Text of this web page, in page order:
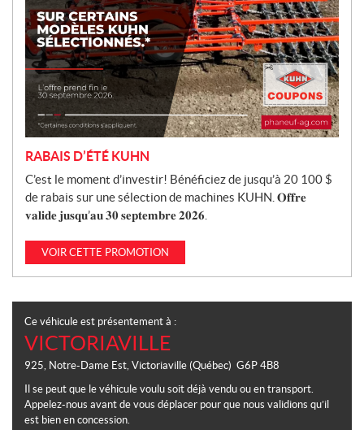
RABAIS D’ÉTÉ KUHN
C’est le moment d’investir! Bénéficiez de jusqu’à 20 100 $
de rabais sur une sélection de machines KUHN. 𝐎𝐟𝐟𝐫𝐞
𝐯𝐚𝐥𝐢𝐝𝐞 𝐣𝐮𝐬𝐪𝐮’𝐚𝐮 𝟑𝟎 𝐬𝐞𝐩𝐭𝐞𝐦𝐛𝐫𝐞 𝟐𝟎𝟐𝟔.
VOIR CETTE PROMOTION
Ce véhicule est présentement à :
VICTORIAVILLE
925, Notre-Dame Est, Victoriaville (Québec) G6P 4B8
Il se peut que le véhicule voulu soit déjà vendu ou en transport.
Appelez-nous avant de vous déplacer pour que nous validions qu’il
est bien en concession.